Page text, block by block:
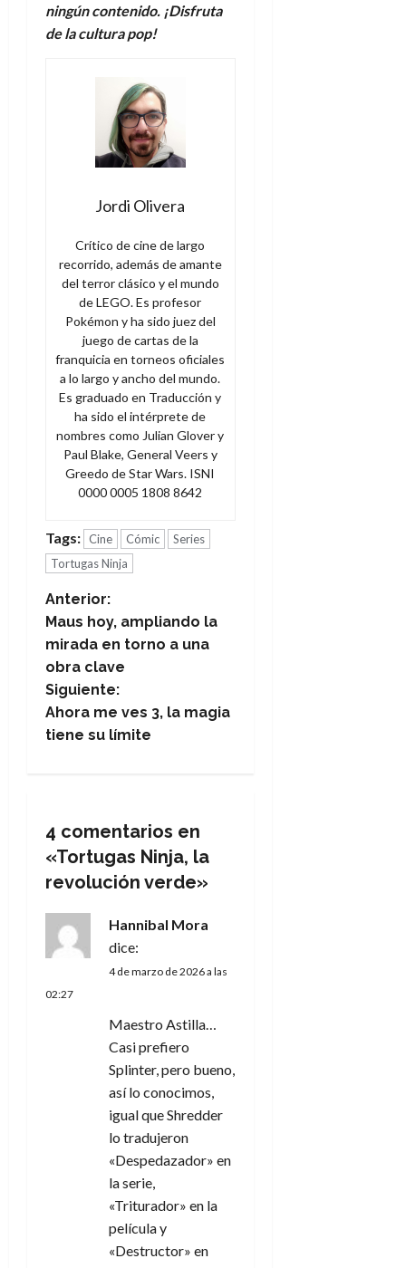
ningún contenido. ¡Disfruta
de laculturapop!
Jordi Olivera
Crítico de cine de largo
recorrido, además de amante
del terror clásico y el mundo
de LEGO. Es profesor
Pokémon y ha sido juez del
juego de cartas de la
franquicia en torneos oficiales
a lo largo y ancho del mundo.
Es graduado en Traducción y
ha sido el intérprete de
nombres como Julian Glover y
Paul Blake, General Veers y
Greedo de Star Wars. ISNI
0000 0005 1808 8642
Tags: Cine Cómic
Series
Tortugas Ninja
N
a
v
e
c
i
ó
n
d
Anterior:
Maus hoy, ampliando la
mirada en torno a una
obra clave
Siguiente:
Ahora me ves 3, la magia
tiene su límite
4 comentarios en
«Tortugas Ninja, la
revolución verde»
Hannibal Mora
dice:
4 de marzo de 2026 a las
02:27
Maestro Astilla…
Casi prefiero
Splinter, pero bueno,
así lo conocimos,
igual que Shredder
lo tradujeron
«Despedazador» en
la serie,
«Triturador» en la
película y
«Destructor» en